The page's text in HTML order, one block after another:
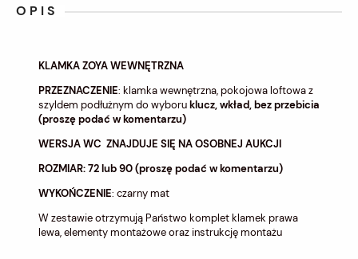
OPIS
KLAMKA ZOYA WEWNĘTRZNA
PRZEZNACZENIE: klamka wewnętrzna, pokojowa loftowa z
szyldem podłużnym do wyboruklucz,wkład,bez przebicia
(proszę podać w komentarzu)
WERSJA WC ZNAJDUJE SIĘ NA OSOBNEJ AUKCJI
ROZMIAR: 72 lub 90 (proszę podać w komentarzu)
WYKOŃCZENIE: czarny mat
W zestawie otrzymują Państwo komplet klamek prawa
lewa, elementy montażowe oraz instrukcję montażu